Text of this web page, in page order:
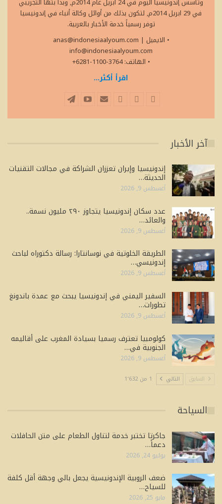
في 29 ابريل 2014م, لتكون بذلك من أوائل وكالة أنباء في إندونيسيا
توفر رسمياً خدمة الأخبار بالعربية.
• الايميل
anas@indonesiaalyoum.com |
info@indonesiaalyoum.com
• الهاتف: 3764-1100-6281+
اقرأ أكثر...
آخر الأخبار
إندونيسيا وإيران تعززان الشراكة في مجالات التقنيات
الحديثة…
أغسطس 9, 2026
عدد سكان إندونيسيا يتجاوز ٢٩٠ مليون نسمة..
والعائد…
أغسطس 9, 2026
الطريقة الخلوتية في نوسانتارا: رسالة دكتوراه لباحث
إندونيسي…
أغسطس 9, 2026
السفير اليمني في إندونيسيا يبحث مع عمدة باندونغ
تطورات…
أغسطس 9, 2026
كولومبيا تعترف رسميا بسيادة المغرب على أقاليمه
الجنوبية في…
أغسطس 9, 2026
السابق التالي 1 من 1٬632
السياحة
جاكرتا تختبر خدمة لتناول الطعام على متن الحافلات
دعماً…
يوليو 24, 2026
ضعف الروبية الإندونيسية يجعل بالي وجهة أقل كلفة
للسياح…
مايو 25, 2026